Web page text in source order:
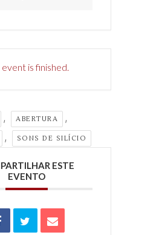
is finished.
, ABERTURA ,
, SONS DE SILÍCIO
ESTE
EVENTO